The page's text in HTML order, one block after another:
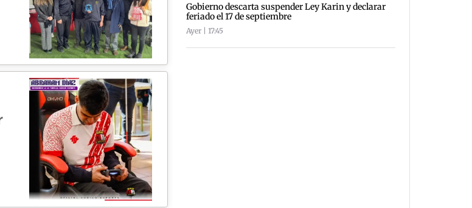
Gobierno descarta suspender Ley Karin y declarar
feriado el 17 de septiembre
Ayer | 17:45